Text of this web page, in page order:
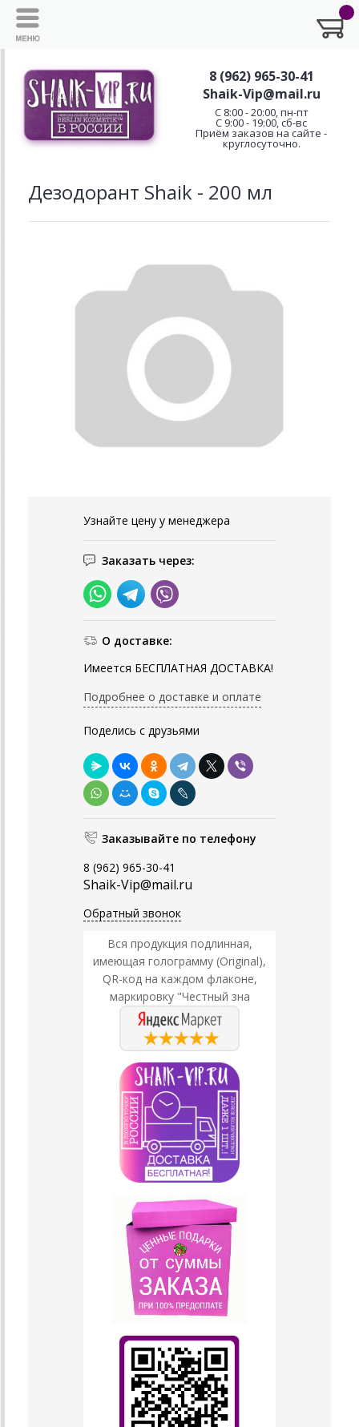
8 (962) 965-30-41
Shaik-Vip@mail.ru
C 8:00 - 20:00, пн-пт
С 9:00 - 19:00, сб-вс
Приём заказов на сайте -
круглосуточно.
Дезодорант Shaik - 200 мл
Узнайте цену у менеджера
Заказать через:
О доставке:
Имеется БЕСПЛАТНАЯ ДОСТАВКА!
Подробнее о доставке и оплате
Поделись с друзьями
Заказывайте по телефону
8 (962) 965-30-41
Shaik-Vip@mail.ru
Обратный звонок
Вся продукция подлинная,
имеющая голограмму (Original),
QR-код на каждом флаконе,
маркировку "Честный зна